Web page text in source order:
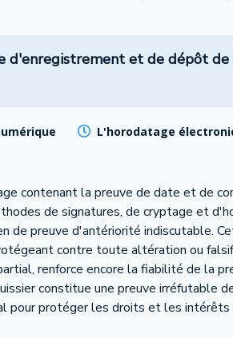
d'enregistrement et de dépôt
L'horodatage
contenant la preuve de date et de
de signatures, de cryptage et
de preuve d'antériorité indiscutable.
contre toute altération ou
renforce encore la fiabilité de la
constitue une preuve irréfutable
pour protéger les droits et les intérêts